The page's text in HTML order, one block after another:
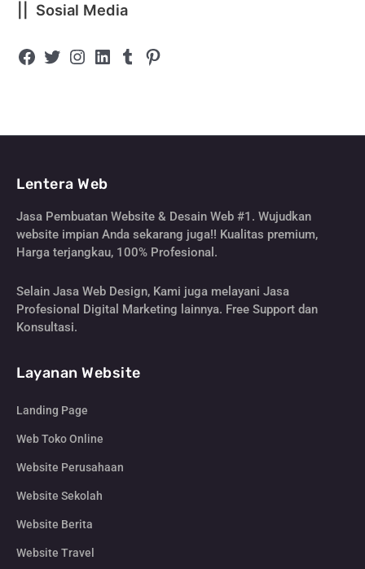
|| Sosial Media
Lentera Web
Jasa Pembuatan Website & Desain Web #1. Wujudkan
website impian Anda sekarang juga!! Kualitas premium,
Harga terjangkau, 100% Profesional.
Selain Jasa Web Design, Kami juga melayani Jasa
Profesional Digital Marketing lainnya. Free Support dan
Konsultasi.
Layanan Website
Landing Page
Web Toko Online
Website Perusahaan
Website Sekolah
Website Berita
Website Travel